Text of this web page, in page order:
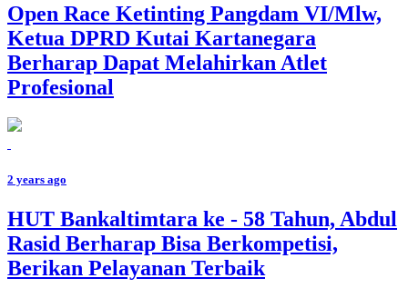
Open Race Ketinting Pangdam VI/Mlw,
Ketua DPRD Kutai Kartanegara
Berharap Dapat Melahirkan Atlet
Profesional
2 years ago
HUT Bankaltimtara ke - 58 Tahun, Abdul
Rasid Berharap Bisa Berkompetisi,
Berikan Pelayanan Terbaik